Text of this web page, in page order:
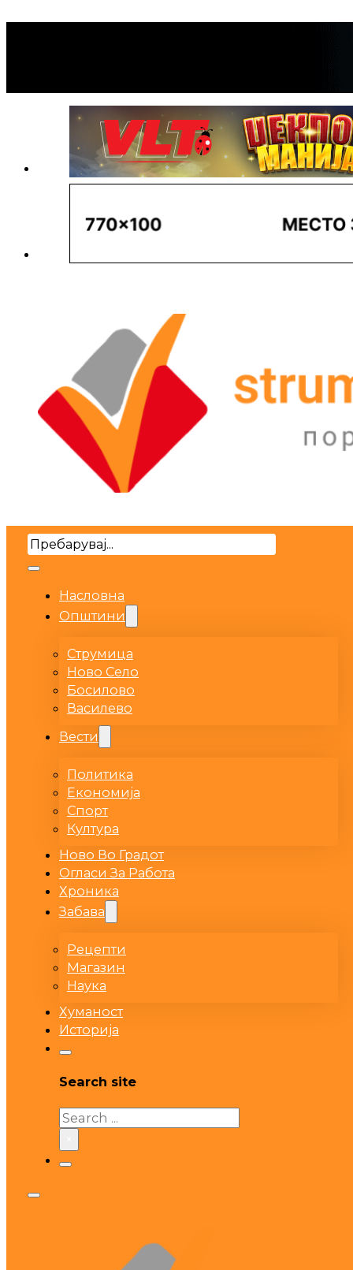
Search
Насловна
Општини
Струмица
Ново Село
Босилово
Василево
Вести
Политика
Економија
Спорт
Култура
Ново Во Градот
Огласи За Работа
Хроника
Забава
Рецепти
Магазин
Наука
Хуманост
Историја
Search site
Search